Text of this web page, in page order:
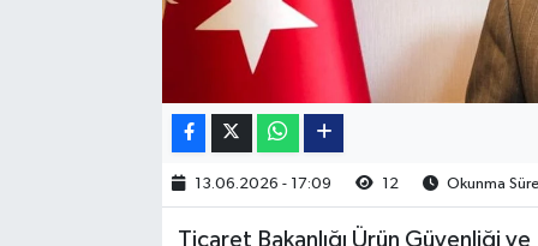
13.06.2026 - 17:09 12 Okunma
Ticaret Bakanlığı Ürün Güvenliği